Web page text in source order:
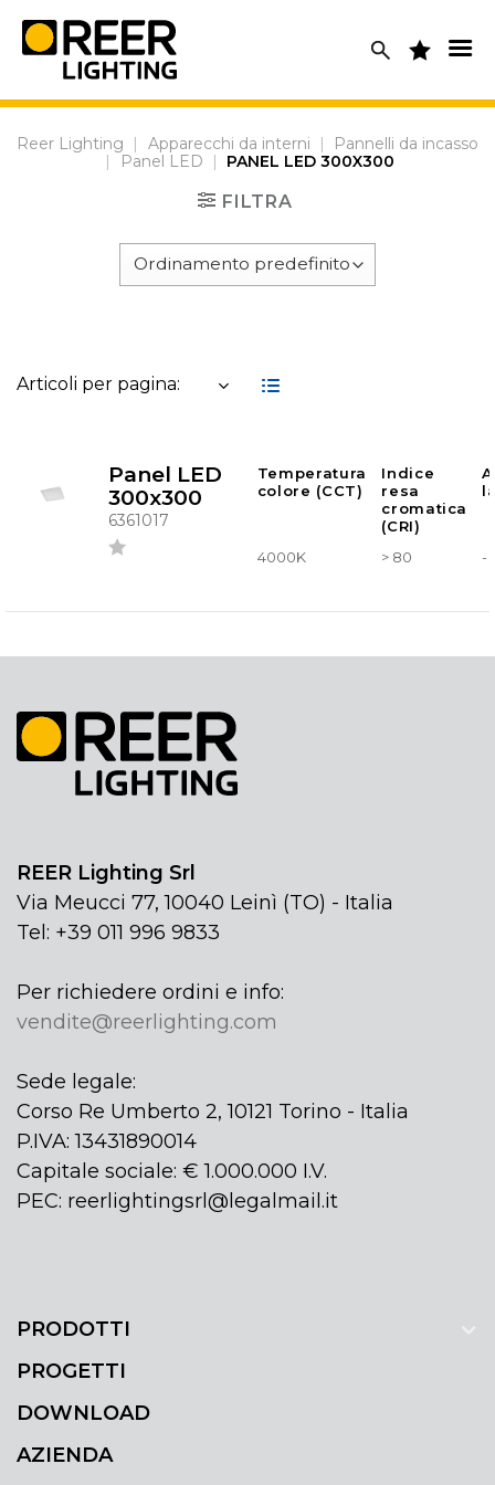
content
Reer Lighting | Apparecchi da interni |
Pannelli da incasso
|
Panel LED | PANEL LED 300X300
FILTRA
Articoli per pagina:
Panel LED
300x300
6361017
Temperatura
colore (CCT)
Indice
resa
cromatica
(CRI)
4000K > 80 -
REER Lighting Srl
Via Meucci 77, 10040 Leinì (TO) - Italia
Tel: +39 011 996 9833
Per richiedere ordini e info:
vendite@reerlighting.com
Sede legale:
Corso Re Umberto 2, 10121 Torino - Italia
P.IVA: 13431890014
Capitale sociale: € 1.000.000 I.V.
PEC: reerlightingsrl@legalmail.it
PRODOTTI
PROGETTI
DOWNLOAD
AZIENDA